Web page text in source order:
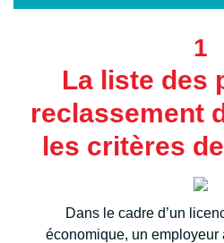
1
La liste des
reclassement
les critères
Dans le cadre d’un
économique, un employeur